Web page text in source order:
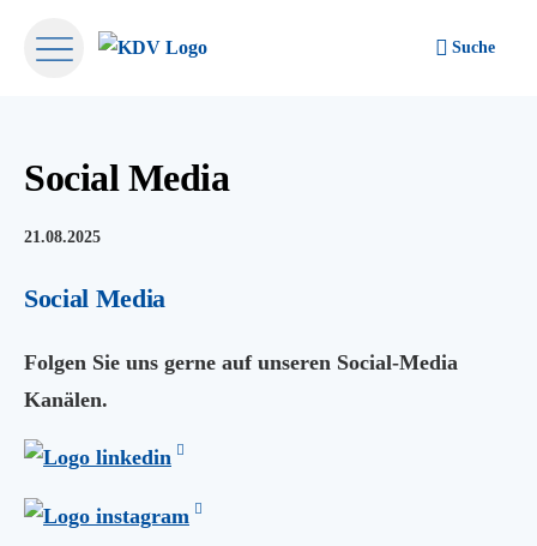
Suche
Social Media
21.08.2025
Social Media
Folgen Sie uns gerne auf unseren Social-Media
Kanälen.